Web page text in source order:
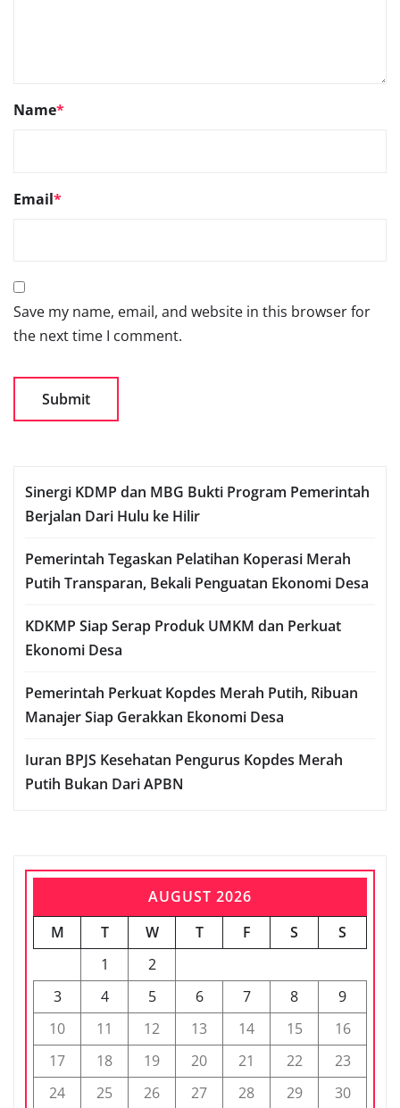
Name*
Email*
Save my name, email, and website in this browser for
the next time I comment.
Sinergi KDMP dan MBG Bukti Program Pemerintah
Berjalan Dari Hulu ke Hilir
Pemerintah Tegaskan Pelatihan Koperasi Merah
Putih Transparan, Bekali Penguatan Ekonomi Desa
KDKMP Siap Serap Produk UMKM dan Perkuat
Ekonomi Desa
Pemerintah Perkuat Kopdes Merah Putih, Ribuan
Manajer Siap Gerakkan Ekonomi Desa
Iuran BPJS Kesehatan Pengurus Kopdes Merah
Putih Bukan Dari APBN
AUGUST 2026
M
T W T F S
S
1
2
3
4 5 6 7 8
9
10
11 12 13 14 15
16
17
18 19 20 21 22
23
24
25 26 27 28 29
30